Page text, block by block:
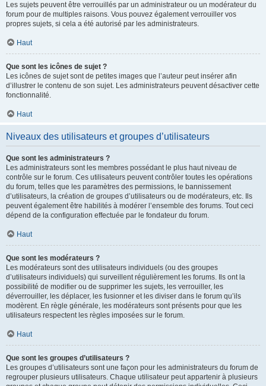
Les sujets peuvent être verrouillés par un administrateur ou un modérateur du
forum pour de multiples raisons. Vous pouvez également verrouiller vos
propres sujets, si cela a été autorisé par les administrateurs.
Haut
Que sont les icônes de sujet ?
Les icônes de sujet sont de petites images que l’auteur peut insérer afin
d’illustrer le contenu de son sujet. Les administrateurs peuvent désactiver cette
fonctionnalité.
Haut
Niveaux des utilisateurs et groupes d’utilisateurs
Que sont les administrateurs ?
Les administrateurs sont les membres possédant le plus haut niveau de
contrôle sur le forum. Ces utilisateurs peuvent contrôler toutes les opérations
du forum, telles que les paramètres des permissions, le bannissement
d’utilisateurs, la création de groupes d’utilisateurs ou de modérateurs, etc. Ils
peuvent également être habilités à modérer l’ensemble des forums. Tout ceci
dépend de la configuration effectuée par le fondateur du forum.
Haut
Que sont les modérateurs ?
Les modérateurs sont des utilisateurs individuels (ou des groupes
d’utilisateurs individuels) qui surveillent régulièrement les forums. Ils ont la
possibilité de modifier ou de supprimer les sujets, les verrouiller, les
déverrouiller, les déplacer, les fusionner et les diviser dans le forum qu’ils
modèrent. En règle générale, les modérateurs sont présents pour que les
utilisateurs respectent les règles imposées sur le forum.
Haut
Que sont les groupes d’utilisateurs ?
Les groupes d’utilisateurs sont une façon pour les administrateurs du forum de
regrouper plusieurs utilisateurs. Chaque utilisateur peut appartenir à plusieurs